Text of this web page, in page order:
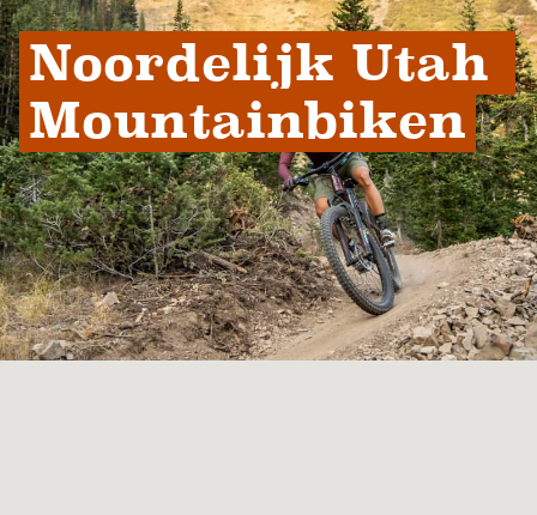
Noordelijk Utah
Mountainbiken